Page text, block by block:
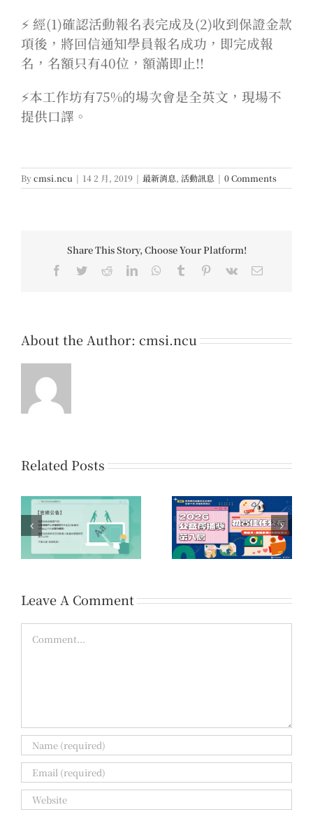
⚡️ 經(1)確認活動報名表完成及(2)收到保證金款
項後，將回信通知學員報名成功，即完成報
名，名額只有40位，額滿即止!!
⚡️本工作坊有75%的場次會是全英文，現場不
提供口譯。
Bycmsi.ncu | 14 2 月, 2019 | 最新消息, 活動訊息 | 0 Comments
Share This Story, Choose Your Platform!
Facebook
TwitterRedditLinkedInWhatsApp
Tumblr Pinterest
Vk Email
About the Author: cmsi.ncu
Related Posts
第八屆公益傳播獎 初賽
佳作名單公告
第16屆「您的一票，決
定愛的力量」公益傳播
領域提案開放公告
Leave A Comment